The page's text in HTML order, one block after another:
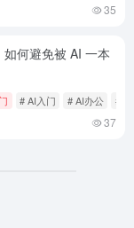
35
何避免被 AI 一本
# AI入门 # AI办公 #
37